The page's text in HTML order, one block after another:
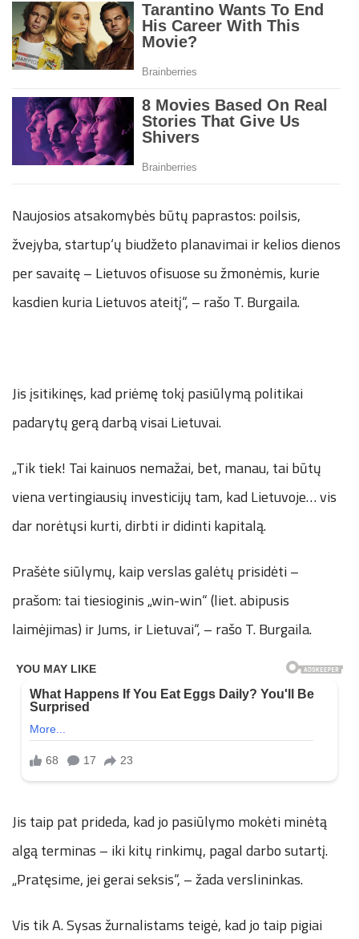
Naujosios atsakomybės būtų paprastos: poilsis,
žvejyba, startup‘ų biudžeto planavimai ir kelios dienos
per savaitę – Lietuvos ofisuose su žmonėmis, kurie
kasdien kuria Lietuvos ateitį“, – rašo T. Burgaila.
Jis įsitikinęs, kad priėmę tokį pasiūlymą politikai
padarytų gerą darbą visai Lietuvai.
„Tik tiek! Tai kainuos nemažai, bet, manau, tai būtų
viena vertingiausių investicijų tam, kad Lietuvoje… vis
dar norėtųsi kurti, dirbti ir didinti kapitalą.
Prašėte siūlymų, kaip verslas galėtų prisidėti –
prašom: tai tiesioginis „win-win“ (liet. abipusis
laimėjimas) ir Jums, ir Lietuvai“, – rašo T. Burgaila.
Jis taip pat prideda, kad jo pasiūlymo mokėti minėtą
algą terminas – iki kitų rinkimų, pagal darbo sutartį.
„Pratęsime, jei gerai seksis“, – žada verslininkas.
Vis tik A. Sysas žurnalistams teigė, kad jo taip pigiai